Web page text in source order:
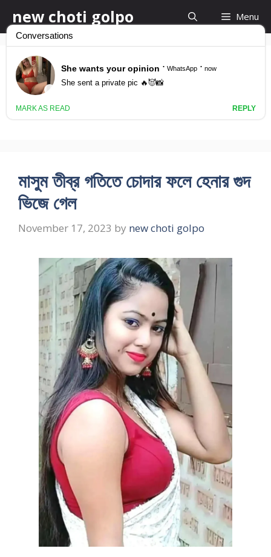
to
content
new choti golpo Menu
bangla choti vabi
choda
মাসুম তীব্র গতিতে চোদার ফলে হেনার গুদ
ভিজে গেল
November 17, 2023 by new choti golpo